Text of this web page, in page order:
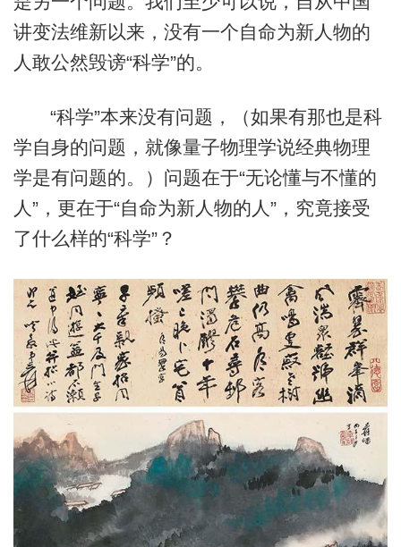
讲变法维新以来，没有一个自命为新人物的
人敢公然毁谤“科学”的。
“科学”本来没有问题，（如果有那也是科
学自身的问题，就像量子物理学说经典物理
学是有问题的。）问题在于“无论懂与不懂的
人”，更在于“自命为新人物的人”，究竟接受
了什么样的“科学”？